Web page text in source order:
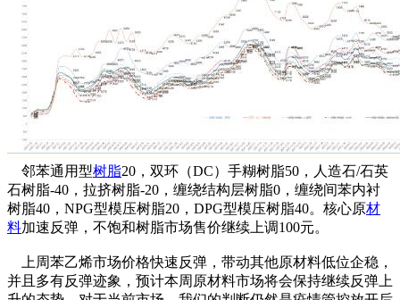
邻苯通用型树脂20，双环（DC）手糊树脂50，人造石/石英
石树脂-40，拉挤树脂-20，缠绕结构层树脂0，缠绕间苯内衬
树脂40，NPG型模压树脂20，DPG型模压树脂40。核心原材
料加速反弹，不饱和树脂市场售价继续上调100元。
上周苯乙烯市场价格快速反弹，带动其他原材料低位企稳，
并且多有反弹迹象，预计本周原材料市场将会保持继续反弹上